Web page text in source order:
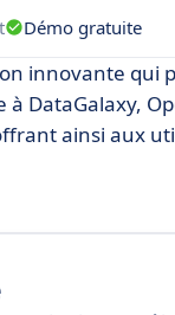
Démo gratuite
innovante qui
DataGalaxy,
ainsi aux